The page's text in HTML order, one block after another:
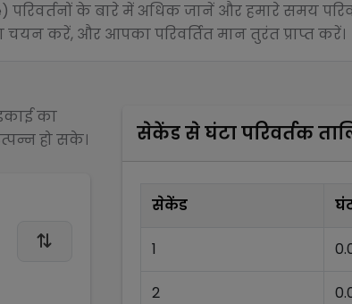
के बारे में अधिक जानें और हमारे समय
करें, और आपका परिवर्तित मान तुरंत प्राप्त करें।
का
हो सके।
सेकेंडसेघंटापरिवर्तक
सेकेंड
1
2